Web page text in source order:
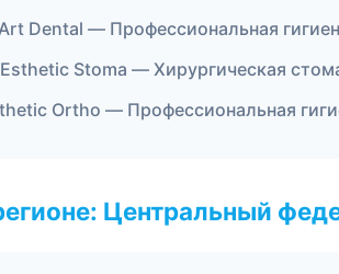
Dental — Профессиональная
Stoma — Хирургическая
Ortho — Профессиональная
Центральный